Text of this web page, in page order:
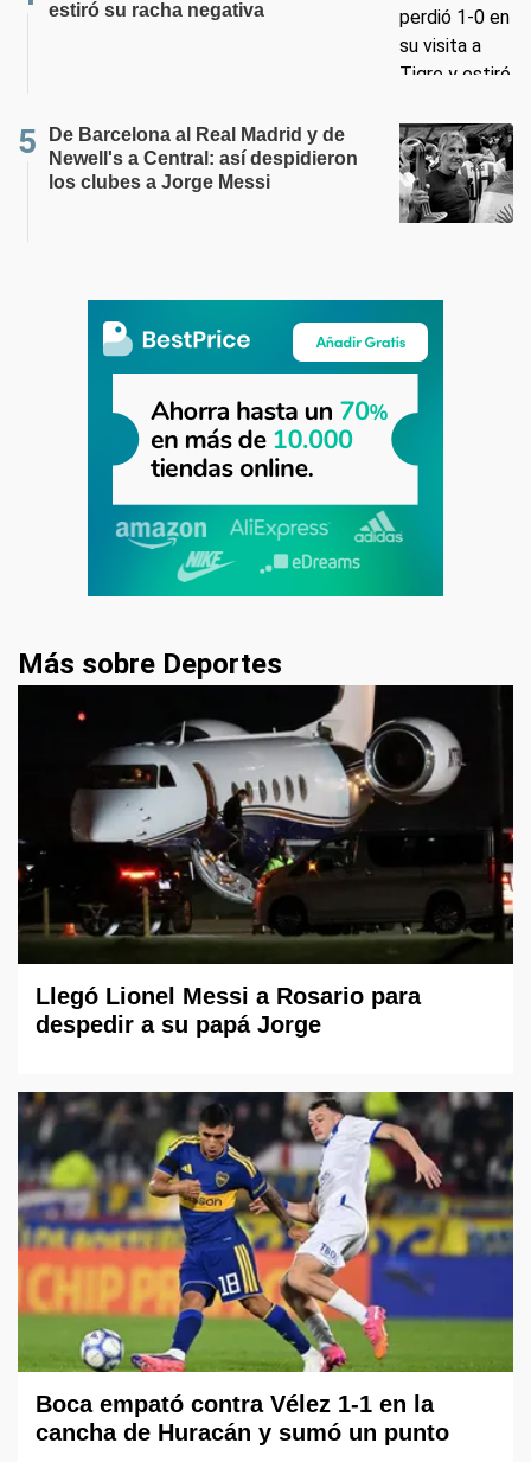
estiró su racha negativa
De Barcelona al Real Madrid y de
Newell's a Central: así despidieron
los clubes a Jorge Messi
Más sobre Deportes
Llegó Lionel Messi a Rosario para
despedir a su papá Jorge
Boca empató contra Vélez 1-1 en la
cancha de Huracán y sumó un punto